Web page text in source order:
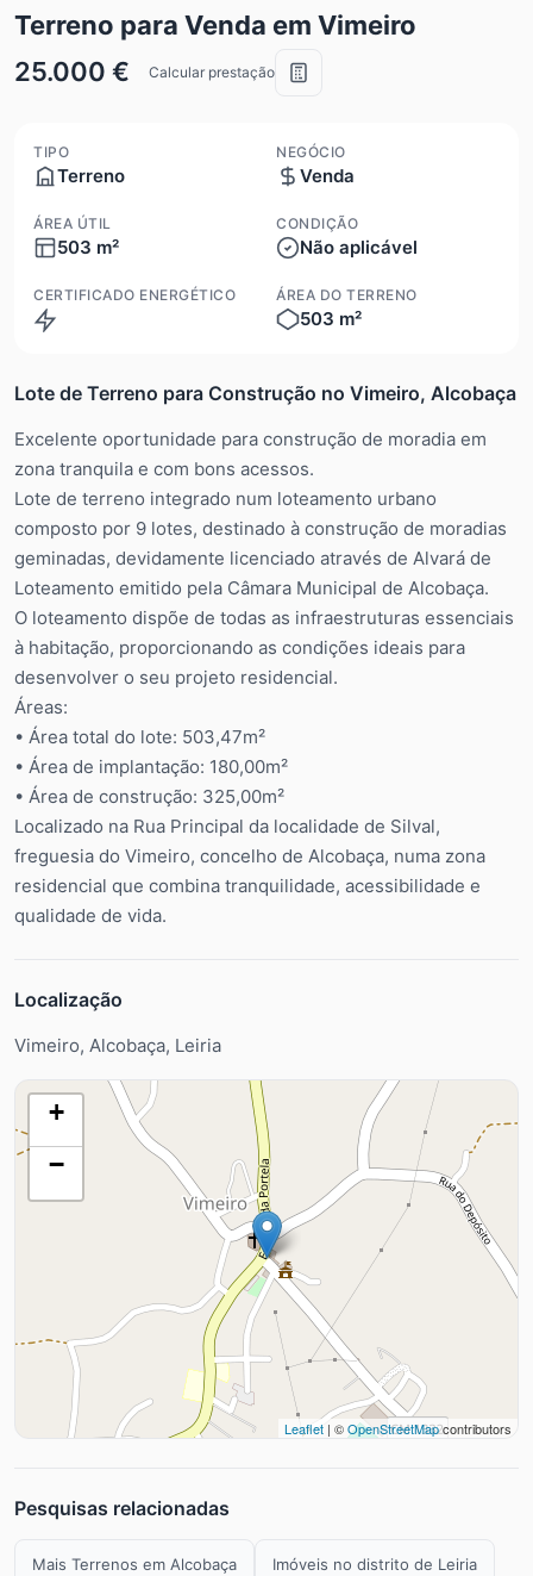
Terreno para Venda em Vimeiro
25.000 €
Calcular prestação
TIPO
Terreno
NEGÓCIO
Venda
ÁREA ÚTIL
503 m²
CONDIÇÃO
Não aplicável
CERTIFICADO ENERGÉTICO
ÁREA DO TERRENO
503 m²
Lote de Terreno para Construção no Vimeiro, Alcobaça
Excelente oportunidade para construção de moradia em
zona tranquila e com bons acessos.
Lote de terreno integrado num loteamento urbano
composto por 9 lotes, destinado à construção de moradias
geminadas, devidamente licenciado através de Alvará de
Loteamento emitido pela Câmara Municipal de Alcobaça.
O loteamento dispõe de todas as infraestruturas essenciais
à habitação, proporcionando as condições ideais para
desenvolver o seu projeto residencial.
Áreas:
• Área total do lote: 503,47m²
• Área de implantação: 180,00m²
• Área de construção: 325,00m²
Localizado na Rua Principal da localidade de Silval,
freguesia do Vimeiro, concelho de Alcobaça, numa zona
residencial que combina tranquilidade, acessibilidade e
qualidade de vida.
Localização
Vimeiro, Alcobaça, Leiria
+
−
Leaflet | ©OpenStreetMapcontributors
Pesquisas relacionadas
Mais Terrenos em Alcobaça Imóveis no distrito de Leiria